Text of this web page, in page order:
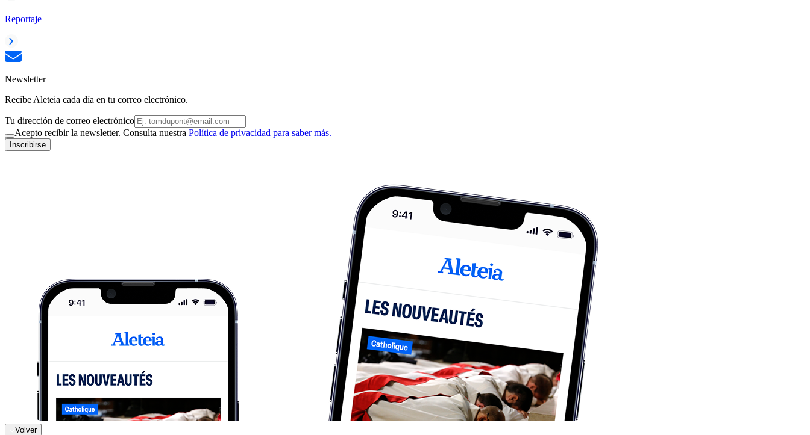
Reportaje
Newsletter
Recibe Aleteia cada día en tu correo electrónico.
Tu dirección de correo electrónico
Acepto recibir la newsletter. Consulta nuestra Política de privacidad para saber más.
Inscribirse
Volver